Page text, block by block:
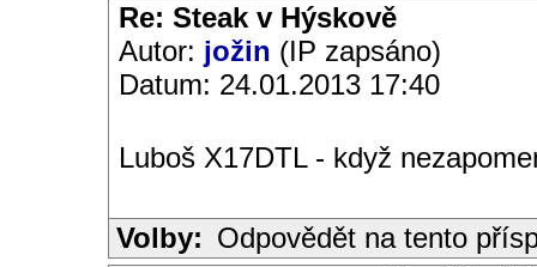
Re: Steak v Hýskově
Autor: jožin (IP zapsáno)
Datum: 24.01.2013 17:40
Luboš X17DTL - když
Volby: Odpovědět na tento